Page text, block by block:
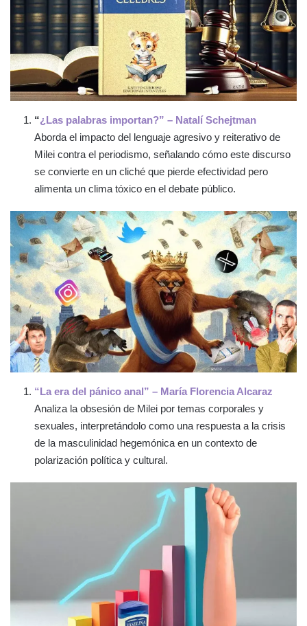
“¿Las palabras importan?” – Natalí Schejtman
Aborda el impacto del lenguaje agresivo y reiterativo de
Milei contra el periodismo, señalando cómo este discurso
se convierte en un cliché que pierde efectividad pero
alimenta un clima tóxico en el debate público.
“La era del pánico anal” – María Florencia Alcaraz
Analiza la obsesión de Milei por temas corporales y
sexuales, interpretándolo como una respuesta a la crisis
de la masculinidad hegemónica en un contexto de
polarización política y cultural.